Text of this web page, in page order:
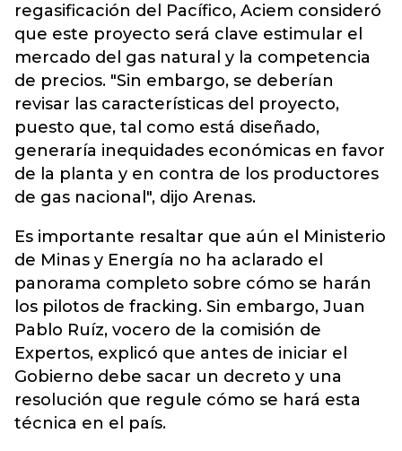
regasificación del Pacífico, Aciem consideró
que este proyecto será clave estimular el
mercado del gas natural y la competencia
de precios. "Sin embargo, se deberían
revisar las características del proyecto,
puesto que, tal como está diseñado,
generaría inequidades económicas en favor
de la planta y en contra de los productores
de gas nacional", dijo Arenas.
Es importante resaltar que aún el Ministerio
de Minas y Energía no ha aclarado el
panorama completo sobre cómo se harán
los pilotos de fracking. Sin embargo, Juan
Pablo Ruíz, vocero de la comisión de
Expertos, explicó que antes de iniciar el
Gobierno debe sacar un decreto y una
resolución que regule cómo se hará esta
técnica en el país.